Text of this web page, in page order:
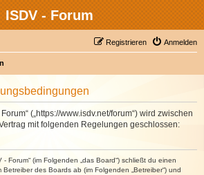
ISDV - Forum
Anmelden
Registrieren
(„https://www.isdv.net/forum“) wird zwischen
mit folgenden Regelungen geschlossen:
- Forum“ (im Folgenden „das Board“) schließt du einen
des Boards ab (im Folgenden „Betreiber“) und